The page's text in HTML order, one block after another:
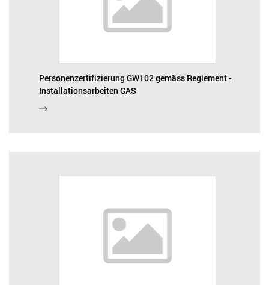
Personenzertifizierung GW102 gemäss Reglement -
Installationsarbeiten GAS